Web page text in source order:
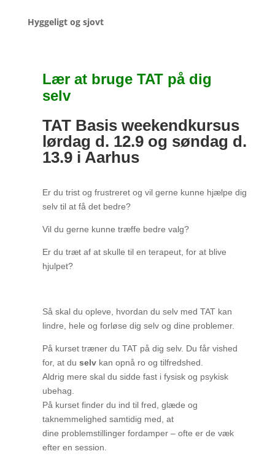
Hyggeligt og sjovt
Lær at bruge TAT på dig
selv
TAT Basis weekendkursus
lørdag d. 12.9 og søndag d.
13.9 i Aarhus
Er du trist og frustreret og vil gerne kunne hjælpe dig
selv til at få det bedre?
Vil du gerne kunne træffe bedre valg?
Er du træt af at skulle til en terapeut, for at blive
hjulpet?
Så skal du opleve, hvordan du selv med TAT kan
lindre, hele og forløse dig selv og dine problemer.
På kurset træner du TAT på dig selv. Du får vished
for, at du selvkan opnå ro og tilfredshed.
Aldrig mere skal du sidde fast i fysisk og psykisk
ubehag.
På kurset finder du ind til fred, glæde og
taknemmelighed samtidig med, at
dine problemstillinger fordamper – ofte er de væk
efter en session.